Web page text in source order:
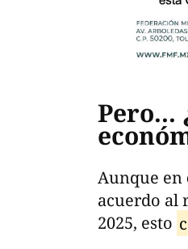
Pero...
Aunque en
acuerdo al
2025, esto